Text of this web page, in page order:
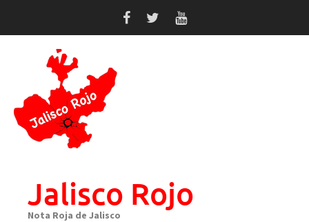
Jalisco Rojo
Nota Roja de Jalisco